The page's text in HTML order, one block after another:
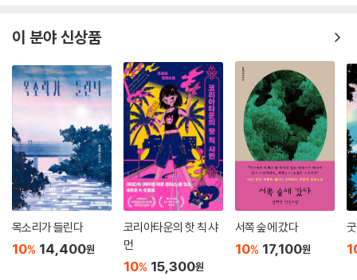
하고, 술주정도 부리면서 살아간다.
동물원에서 사람들이 던져주는 바나나로 점심을 때우고, 철제 구조물 꼭대
기의 버저를 누르면 나오는 성과급으로 살아가는 그들은, 조풍년 과장이
‘엠파이어스테이트빌딩’에서 떨어지자 돌아가면서 버저를 눌러주는 동지
애를 보여준다. 그러면서 이곳에서도 공동체가 형성될 수 있음을 알게 한
다. 동물원 월급으로는 생활을 유지하기 어려우므로, 영수의 아내는 마지
막으로 남은 통장인 ‘행복한 인생 통장’을 깨지 않기 위해 부업을 시작하고,
그는 아내마저 부업을 하는 현실이 가슴 아프기만 하다. 이렇게 소설은 등
장인물 각각의 삶의 비루함과 내면을 정확하고 정직하게 표현한다. 《굿바
이 동물원》은 사람다운 삶은 무엇인가, 사람다운 삶에는 어떤 조건이 필요
한가, 라는 질문을 통렬히 던지는 소설이며, 동물원 같은 도시의 삶에 지친
우리에게 필요한 흥미로운 탈출 안내서이고, 우리 사회를 향한 뜨끔한 호
록 우울한 소재를 다루고 있음에도, 곳곳에 기발한 유머가 배어 있는 이 소
픔’을 묘사할 줄 아는 새로운 작가를 만나게 되어 기쁘다.
- 권성우 (문학평론가)
마늘을 까면서 눈물을 흘리는 남자가 있다. 직장을 잃었을 때도 빈 화장실
하나 발견하지 못해 숨어서라도 울지 못했던 남자다. 그래서 마늘을 까며
비로소 운다. 삶의 짠 내와 매운 내가 뒤범벅된 눈물을 콧물과 섞어 줄줄 흘
린다. 소설의 시작부터 같이 울어줘야 마땅할 일이다. 어쩐지 더 짜고 더 매
울어야 하는 삶이라면, 그 삶의 도처에 도사린 경멸은 어찌할 것인가. 남자
는 스스로 동물이 되기로 한다. 고릴라의 탈을 쓰고 가슴을 탕탕 두드린다.
그런데 이 비장한 슬픔이 뜻밖에 유쾌하다. 경멸을 속으로 집어삼킨 자가
이 분야 신상품
목소리가 들린다
10% 14,400원
코리아타운의 핫 칙 샤
먼
10% 15,300원
서쪽 숲에 갔다
10% 17,100원